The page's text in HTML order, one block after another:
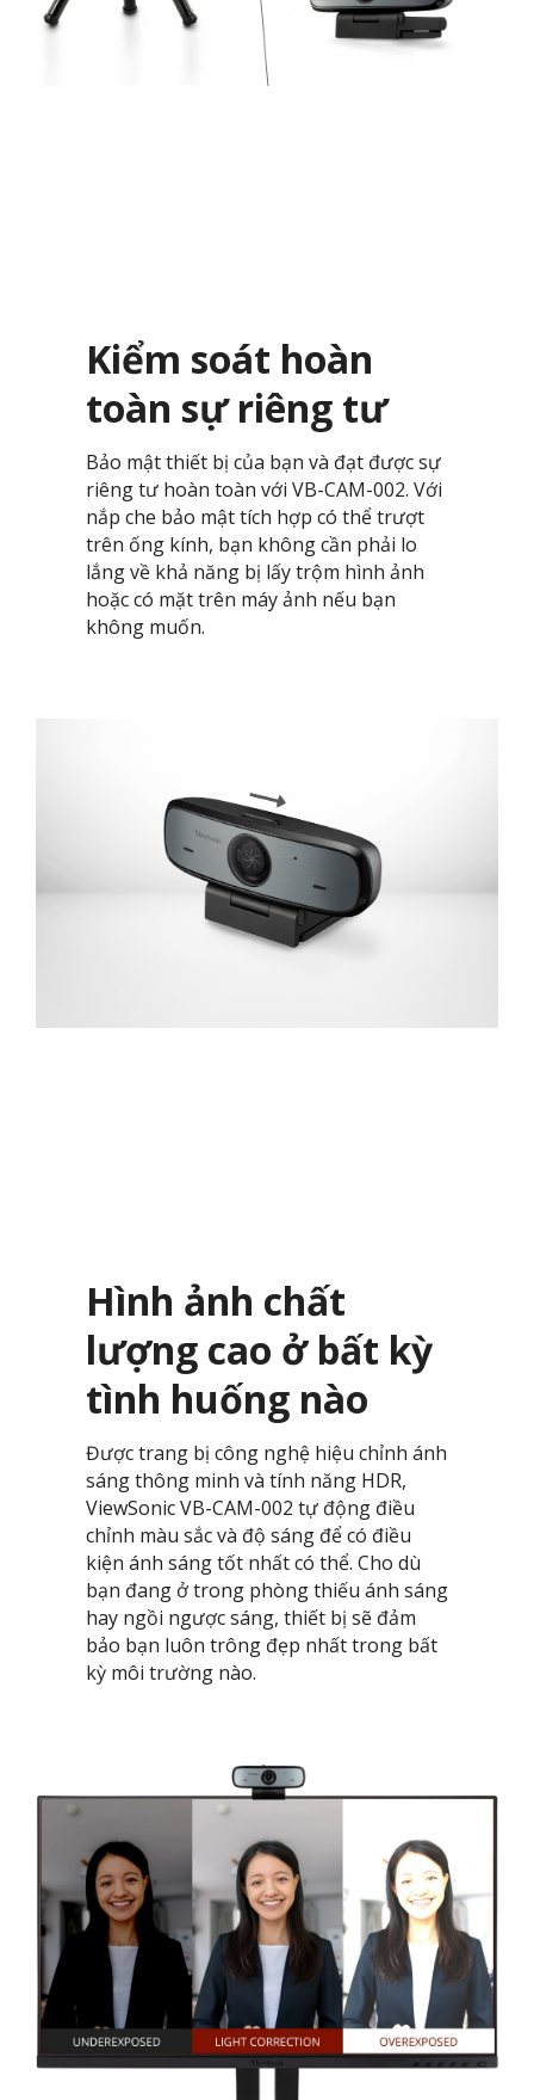
Kiểm soát hoàn
toàn sự riêng tư
Bảo mật thiết bị của bạn và đạt được sự
riêng tư hoàn toàn với VB-CAM-002. Với
nắp che bảo mật tích hợp có thể trượt
trên ống kính, bạn không cần phải lo
lắng về khả năng bị lấy trộm hình ảnh
hoặc có mặt trên máy ảnh nếu bạn
không muốn. ​
Hình ảnh chất
lượng cao ở bất kỳ
tình huống nào
Được trang bị công nghệ hiệu chỉnh ánh
sáng thông minh và tính năng HDR,
ViewSonic VB-CAM-002 tự động điều
chỉnh màu sắc và độ sáng để có điều
kiện ánh sáng tốt nhất có thể. Cho dù
bạn đang ở trong phòng thiếu ánh sáng
hay ngồi ngược sáng, thiết bị sẽ đảm
bảo bạn luôn trông đẹp nhất trong bất
kỳ môi trường nào.​